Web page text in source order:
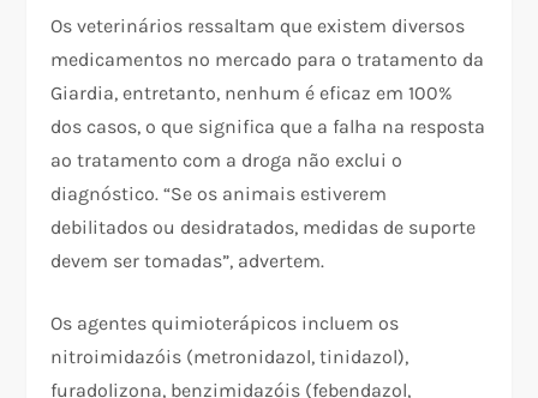
Os veterinários ressaltam que existem diversos
medicamentos no mercado para o tratamento da
Giardia, entretanto, nenhum é eficaz em 100%
dos casos, o que significa que a falha na resposta
ao tratamento com a droga não exclui o
diagnóstico. “Se os animais estiverem
debilitados ou desidratados, medidas de suporte
devem ser tomadas”, advertem.
Os agentes quimioterápicos incluem os
nitroimidazóis (metronidazol, tinidazol),
furadolizona, benzimidazóis (febendazol,